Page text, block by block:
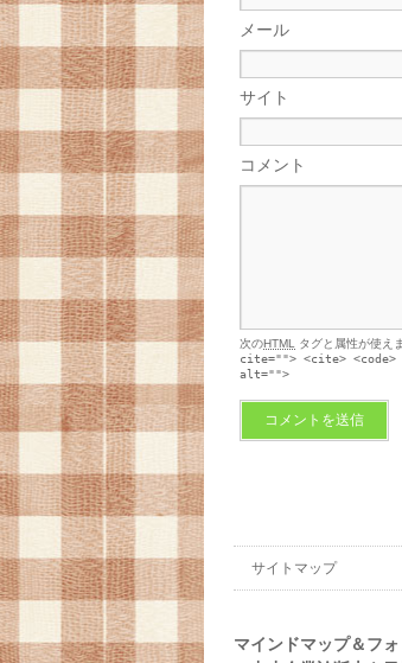
メール
サイト
コメント
次のHTML タグと属性が使え
cite=""> <cite>
alt="">
サイトマップ
マインドマップ＆フ